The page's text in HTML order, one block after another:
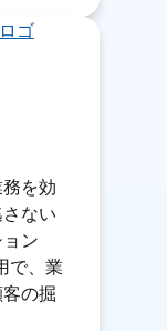
を効
ない
ン
で、業
の掘